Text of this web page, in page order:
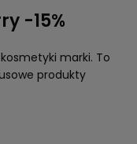
-15%
marki. To
produkty